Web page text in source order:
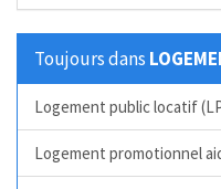
Toujours dans